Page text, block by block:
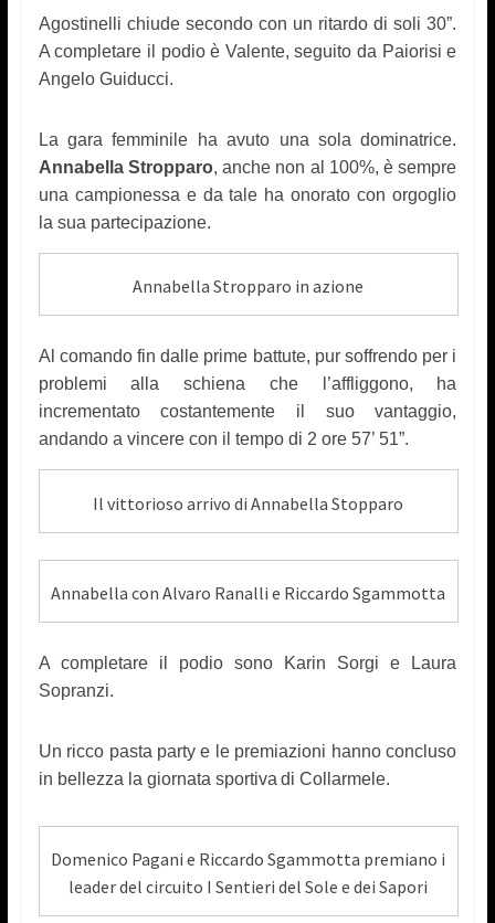
Agostinelli chiude secondo con un ritardo di soli 30”.
A completare il podio è Valente, seguito da Paiorisi e
Angelo Guiducci.
La gara femminile ha avuto una sola dominatrice.
Annabella Stropparo, anche non al 100%, è sempre
una campionessa e da tale ha onorato con orgoglio
la sua partecipazione.
Annabella Stropparo in azione
Al comando fin dalle prime battute, pur soffrendo per i
problemi alla schiena che l’affliggono, ha
incrementato costantemente il suo vantaggio,
andando a vincere con il tempo di 2 ore 57’ 51”.
Il vittorioso arrivo di Annabella Stopparo
Annabella con Alvaro Ranalli e Riccardo Sgammotta
A completare il podio sono Karin Sorgi e Laura
Sopranzi.
Un ricco pasta party e le premiazioni hanno concluso
in bellezza a giornata sportiva di Collarmele.
Domenico Pagani e Riccardo Sgammotta premiano i
leader del circuito I Sentieri del Sole e dei Sapori